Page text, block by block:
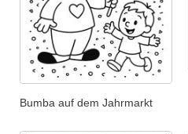
Bumba auf dem Jahrmarkt